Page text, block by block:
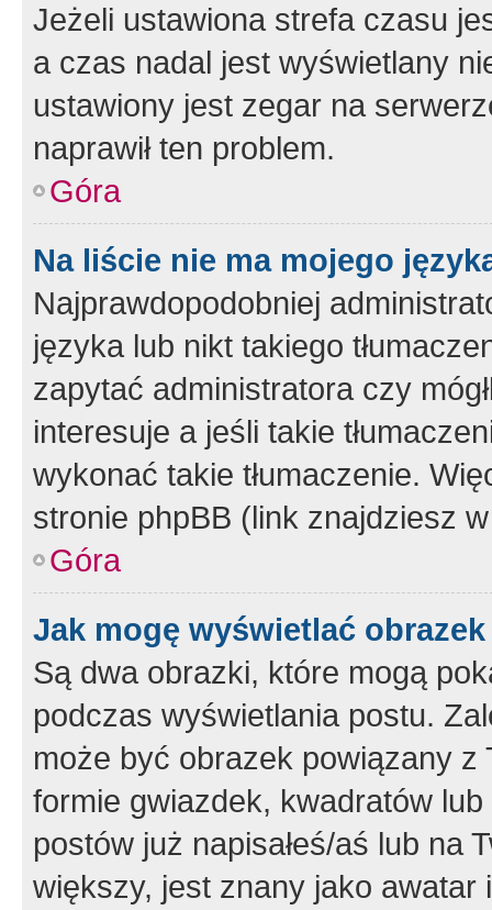
Jeżeli ustawiona strefa czasu
a czas nadal jest wyświetlany
ustawiony jest zegar na
naprawił ten problem.
Góra
Na liście nie ma mojego
Najprawdopodobniej
języka lub nikt takiego
zapytać administratora czy
interesuje a jeśli takie
wykonać takie tłumaczenie.
stronie phpBB (link znajdziesz
Góra
Jak mogę wyświetlać
Są dwa obrazki, które mogą
podczas wyświetlania postu.
może być obrazek powiązany z
formie gwiazdek, kwadratów
postów już napisałeś/aś lub na
większy, jest znany jako